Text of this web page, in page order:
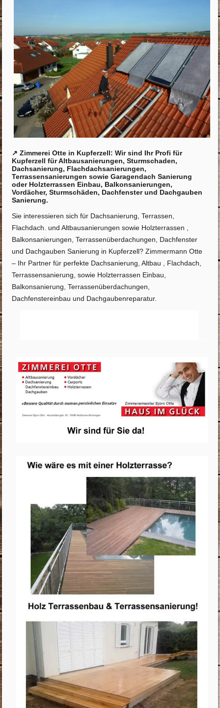
↗️ Zimmerei Otte in Kupferzell: Wir sind Ihr Profi für
Kupferzell für Altbausanierungen, Sturmschaden,
Dachsanierung, Flachdachsanierungen,
Terrassensanierungen sowie Garagendach Sanierung
oder Holzterrassen Einbau, Balkonsanierungen,
Vordächer, Sturmschäden, Dachfenster und Dachgauben
Sanierung.
Sie interessieren sich für Dachsanierung, Terrassen,
Flachdach. und Altbausanierungen sowie Holzterrassen ,
Balkonsanierungen, Terrassenüberdachungen, Dachfenster
und Dachgauben Sanierung in Kupferzell? Zimmermann Otte
– Ihr Partner für perfekte Dachsanierung, Altbau , Flachdach,
Terrassensanierung, sowie Holzterrassen Einbau,
Balkonsanierung, Terrassenüberdachungen,
Dachfenstereinbau und Dachgaubenreparatur.